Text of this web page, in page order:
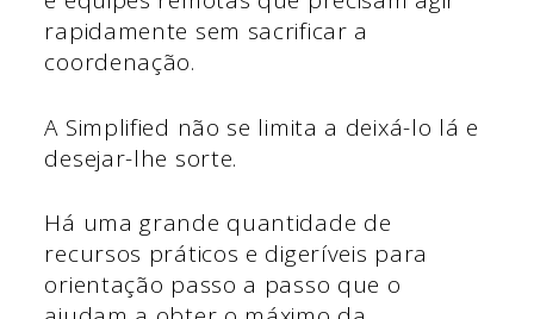
rapidamente sem sacrificar a
coordenação.
A Simplified não se limita a deixá-lo lá e
desejar-lhe sorte.
Há uma grande quantidade de
recursos práticos e digeríveis para
orientação passo a passo que o